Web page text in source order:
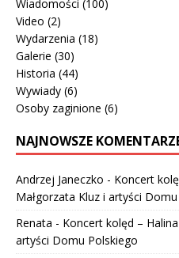
Wiadomości (100)
Video (2)
Wydarzenia (18)
Galerie (30)
Historia (44)
Wywiady (6)
Osoby zaginione (6)
NAJNOWSZE
Andrzej Janeczko - Koncert
Małgorzata Kluz i artyści
Renata - Koncert kolęd –
artyści Domu Polskiego